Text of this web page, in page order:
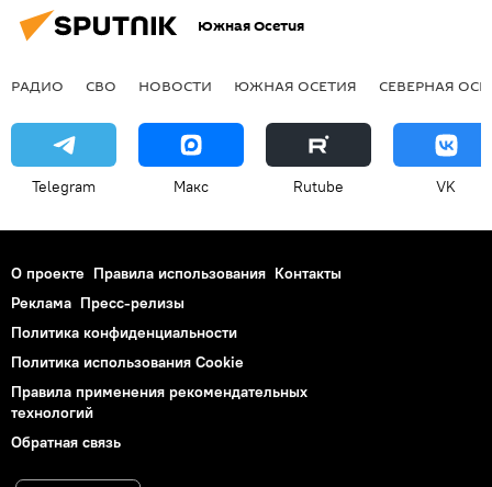
Южная Осетия
РАДИО СВО НОВОСТИ ЮЖНАЯ ОСЕТИЯ СЕВЕРНАЯ
Telegram Макс Rutube VK
О проекте Правила использования Контакты
Реклама Пресс-релизы
Политика конфиденциальности
Политика использования Cookie
Правила применения рекомендательных
технологий
Обратная связь